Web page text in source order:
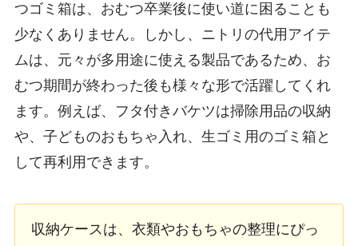
つゴミ箱は、おむつ卒業後に使い道に困ることも
少なくありません。しかし、ニトリの代用アイテ
ムは、元々が多用途に使える製品であるため、お
むつ期間が終わった後も様々な形で活躍してくれ
ます。例えば、フタ付きバケツは掃除用品の収納
や、子どものおもちゃ入れ、生ゴミ用のゴミ箱と
して再利用できます。
収納ケースは、衣類やおもちゃの整理にぴっ